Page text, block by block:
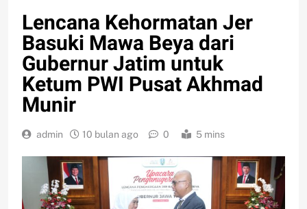
Lencana Kehormatan Jer
Basuki Mawa Beya dari
Gubernur Jatim untuk
Ketum PWI Pusat Akhmad
Munir
admin 10 bulan ago 0 5 mins